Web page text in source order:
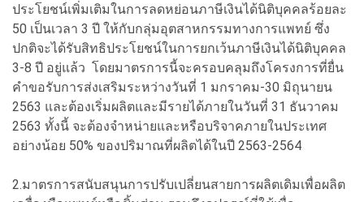
ประโยชน์เพิ่มเติมในการลดหย่อนภาษีเงินได้นิติบุคคลร้อยละ
50 เป็นเวลา 3 ปี ให้กับกลุ่มอุตสาหกรรมทางการแพทย์ ซึ่ง
ปกติจะได้รับสิทธิประโยชน์ในการยกเว้นภาษีเงินได้นิติบุคคล
3-8 ปี อยู่แล้ว โดยมาตรการนี้จะครอบคลุมถึงโครงการที่ยื่น
คำขอรับการส่งเสริมระหว่างวันที่ 1 มกราคม-30 มิถุนายน
2563 และต้องเริ่มผลิตและมีรายได้ภายในวันที่ 31 ธันวาคม
2563 ทั้งนี้ จะต้องจำหน่ายและหรือบริจาคภายในประเทศ
อย่างน้อย 50% ของปริมาณที่ผลิตได้ในปี 2563-2564
2.มาตรการสนับสนุนการปรับเปลี่ยนสายการผลิตเดิมเพื่อผลิต